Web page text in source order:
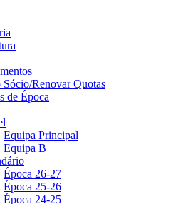
Renovar Quotas
de Época
Equipa Principal
Equipa B
Época 26-27
Época 25-26
Época 24-25